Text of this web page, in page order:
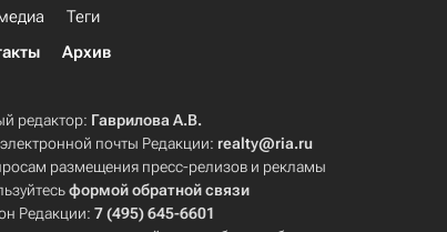
Теги
Архив
редактор: Гаврилова А.В.
почты Редакции: realty@ria.ru
размещения пресс-релизов и рекламы
формой обратной связи
Редакции:7 (495) 645-6601